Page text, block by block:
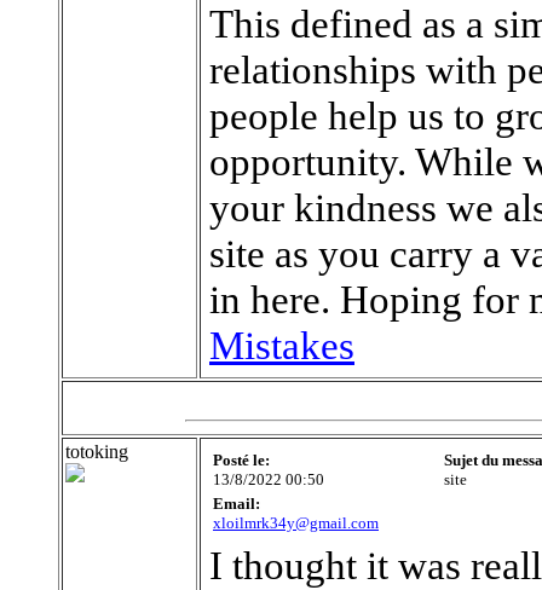
This defined as a
relationships with
people help us to
opportunity. While
your kindness we
site as you carry a
in here. Hoping for
Mistakes
totoking
Posté le:
13/8/2022 00:50
Sujet du
site
Email:
xloilmrk34y@gmail.com
I thought it was